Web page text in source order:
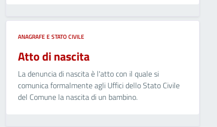
ANAGRAFE E STATO CIVILE
Atto di nascita
La denuncia di nascita è l'atto con il quale si
comunica formalmente agli Uffici dello Stato Civile
del Comune la nascita di un bambino.